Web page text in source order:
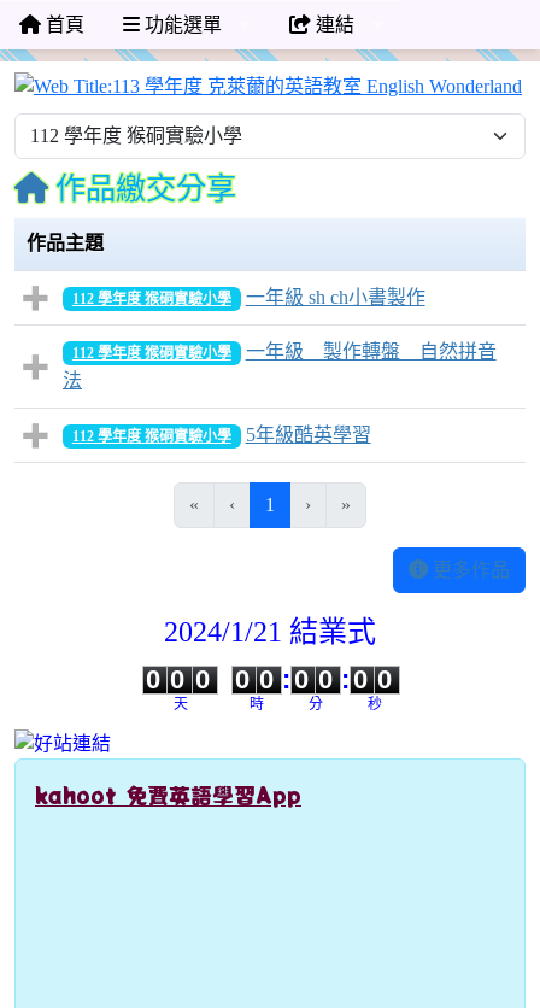
首頁 功能選單 連結
作品繳交分享
作品主題
112 學年度 猴硐實驗小學 一年級 sh ch小書製作
112 學年度 猴硐實驗小學
一年級 製作轉盤 自然拼音
法
112 學年度 猴硐實驗小學 5年級酷英學習
« ‹ 1 (目前頁次)
› »
更多作品
2024/1/21 結業式
0
0
0
0
0
天
0
0
0
0
時
:
0
0
0
0
分
:
0
0 0
秒
kahoot 免費英語學習App